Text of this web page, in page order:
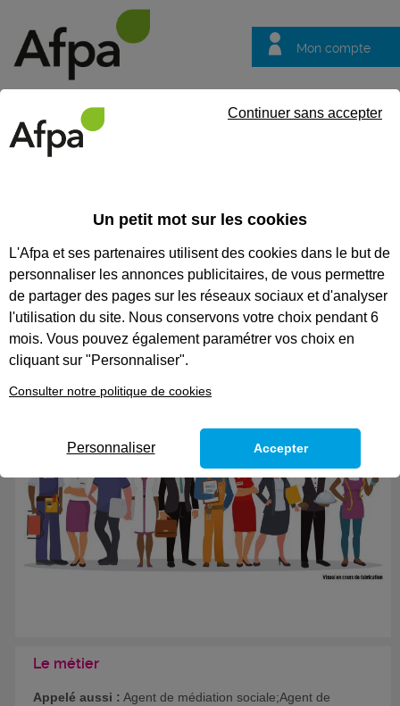
Mon compte
questions
CODES
AGENT DE MÉDIATION
INFORMATION SERVICES -
CONTRAT EN ALTERNANCE
Le métier
Appelé aussi : Agent de médiation sociale;Agent de
Un petit mot sur les cookies
L'Afpa et ses partenaires utilisent des cookies dans le but de
personnaliser les annonces publicitaires, de vous permettre
de partager des pages sur les réseaux sociaux et d'analyser
l'utilisation du site. Nous conservons votre choix pendant 6
mois. Vous pouvez également paramétrer vos choix en
cliquant sur "Personnaliser".
Consulter notre politique de cookies
Continuer sans accepter
Personnaliser Accepter